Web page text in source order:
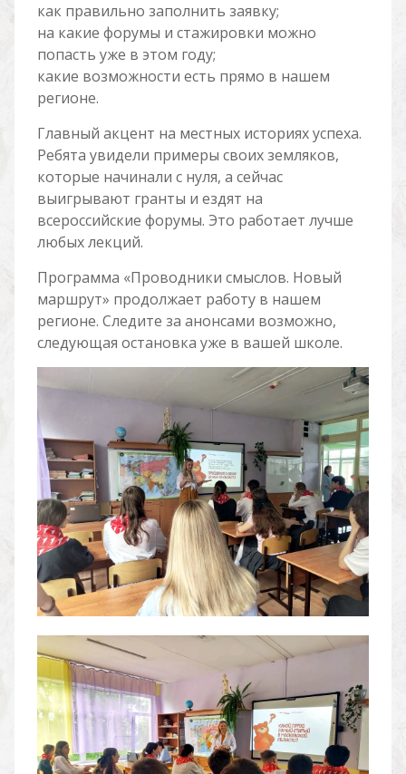
как правильно заполнить заявку;
на какие форумы и стажировки можно
попасть уже в этом году;
какие возможности есть прямо в нашем
регионе.
Главный акцент на местных историях успеха.
Ребята увидели примеры своих земляков,
которые начинали с нуля, а сейчас
выигрывают гранты и ездят на
всероссийские форумы. Это работает лучше
любых лекций.
Программа «Проводники смыслов. Новый
маршрут» продолжает работу в нашем
регионе. Следите за анонсами возможно,
следующая остановка уже в вашей школе.